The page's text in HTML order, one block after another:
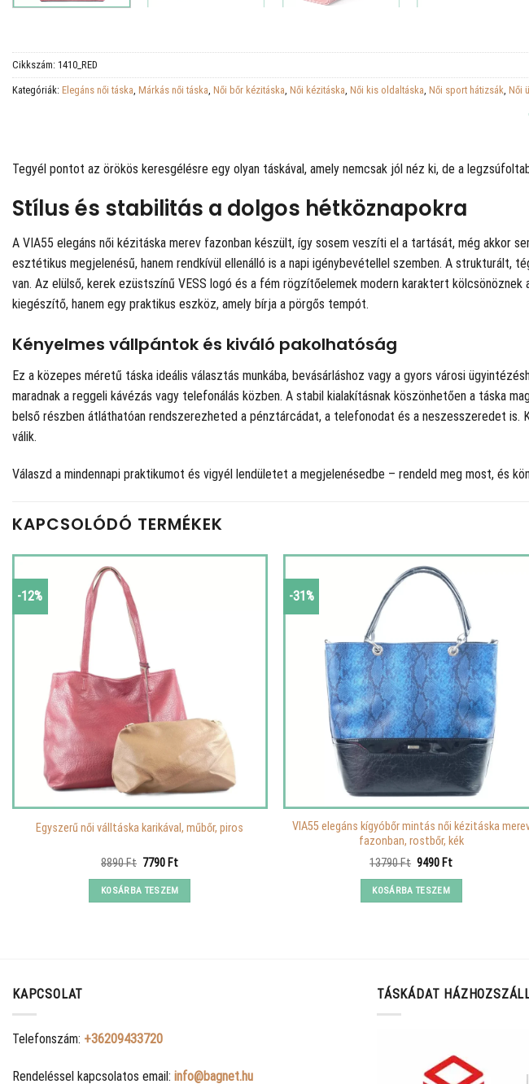
Cikkszám: 1410_RED
Kategóriák: Elegáns női táska Márkás női táska Női bőr kézitáska Női kézitáska Női kis oldaltáska Női sport hátizsák Női
Tegyél pontot az örökös keresgélésre egy olyan táskával, amely nemcsak jól néz ki, de a
Stílus és stabilitás a dolgos hétköznapokra
A VIA55 elegáns női kézitáska merev fazonban készült, így sosem veszíti el a tartását, még akkor
esztétikus megjelenésű, hanem rendkívül ellenálló is a napi igénybevétellel szemben. A strukturált,
van. Az elülső, kerek ezüstszínű VESS logó és a fém rögzítőelemek modern karaktert
kiegészítő, hanem egy praktikus eszköz, amely bírja a pörgős tempót.
Kényelmes vállpántok és kiváló pakolhatóság
Ez a közepes méretű táska ideális választás munkába, bevásárláshoz vagy a gyors városi
maradnak a reggeli kávézás vagy telefonálás közben. A stabil kialakításnak köszönhetően a táska
belső részben átláthatóan rendszerezheted a pénztárcádat, a telefonodat és a neszesszeredet
válik.
Válaszd a mindennapi praktikumot és vigyél lendületet a megjelenésedbe – rendeld meg most, és
KAPCSOLÓDÓ TERMÉKEK
-12%
Egyszerű női válltáska karikával, műbőr, piros
8890Ft Original
was:
8890 Ft.
7790 FtCurrent
is:
7790 Ft.
KOSÁRBA TESZEM
-31%
VIA55 elegáns kígyóbőr mintás női kézitáska
fazonban, rostbőr, kék
13790Ft Original
was:
13790 Ft.
9490 FtCurrent
KOSÁRBA TESZEM
KAPCSOLAT
Telefonszám: +36209433720
Rendeléssel kapcsolatos email: info@bagnet.hu
TÁSKÁDAT